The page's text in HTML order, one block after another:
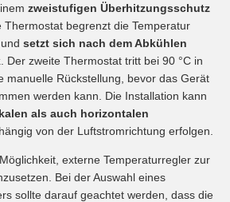
zweistufigen Überhitzungsschutz
begrenzt die Temperatur
setzt sich nach dem Abkühlen
. Der zweite Thermostat tritt bei 90 °C in
manuelle Rückstellung, bevor das Gerät
werden kann. Die Installation kann
als auch horizontalen
von der Luftstromrichtung erfolgen.
externe Temperaturregler zur
Bei der Auswahl eines
sollte darauf geachtet werden, dass die